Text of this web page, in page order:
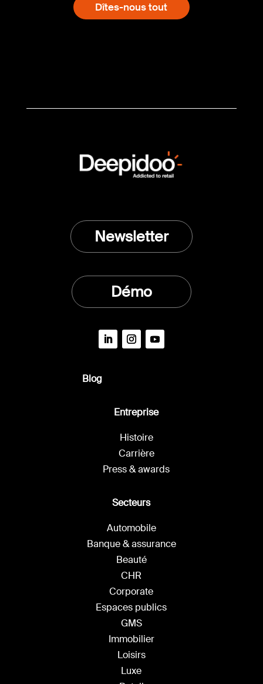
Dîtes-nous tout
Secteurs
Automobile
Banque & assurance
Beauté
CHR
Corporate
Espaces publics
GMS
Immobilier
Loisirs
Luxe
Entreprise
Histoire
Carrière
Press & awards
Blog
Newsletter
Démo